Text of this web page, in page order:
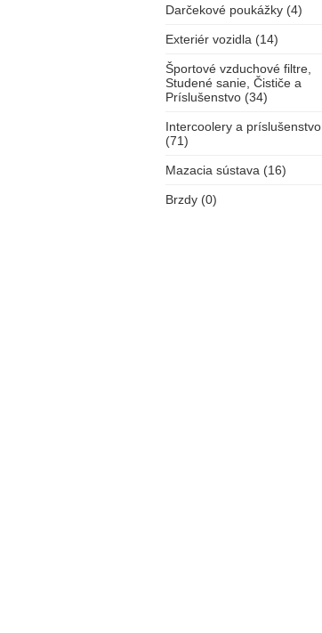
Darčekové poukážky (4)
Exteriér vozidla (14)
Športové vzduchové filtre,
Studené sanie, Čističe a
Príslušenstvo (34)
Intercoolery a príslušenstvo
(71)
Mazacia sústava (16)
Brzdy (0)